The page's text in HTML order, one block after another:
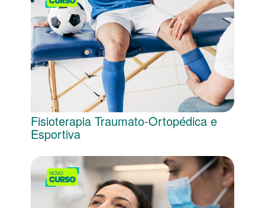
Fisioterapia Traumato-Ortopédica e
Esportiva